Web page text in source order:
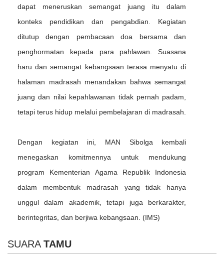
dapat meneruskan semangat juang itu dalam
konteks pendidikan dan pengabdian. Kegiatan
ditutup dengan pembacaan doa bersama dan
penghormatan kepada para pahlawan. Suasana
haru dan semangat kebangsaan terasa menyatu di
halaman madrasah menandakan bahwa semangat
juang dan nilai kepahlawanan tidak pernah padam,
tetapi terus hidup melalui pembelajaran di madrasah.
Dengan kegiatan ini, MAN Sibolga kembali
menegaskan komitmennya untuk mendukung
program Kementerian Agama Republik Indonesia
dalam membentuk madrasah yang tidak hanya
unggul dalam akademik, tetapi juga berkarakter,
berintegritas, dan berjiwa kebangsaan. (IMS)
SUARA TAMU